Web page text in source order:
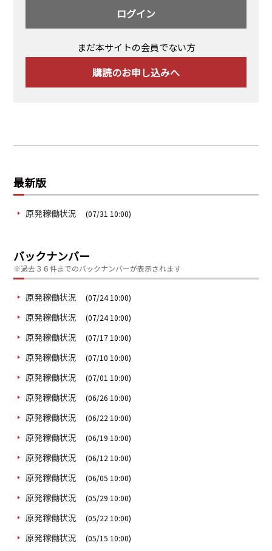
採用情報
Rim Energy Media(韓国語)
ログイン
まだ本サイトの会員でない方
購読のお申し込みへ
最新版
原発稼働状況 (07/31 10:00)
バックナンバー
※過去３６件までのバックナンバーが表示されます
原発稼働状況 (07/24 10:00)
原発稼働状況 (07/24 10:00)
原発稼働状況 (07/17 10:00)
原発稼働状況 (07/10 10:00)
原発稼働状況 (07/01 10:00)
原発稼働状況 (06/26 10:00)
原発稼働状況 (06/22 10:00)
原発稼働状況 (06/19 10:00)
原発稼働状況 (06/12 10:00)
原発稼働状況 (06/05 10:00)
原発稼働状況 (05/29 10:00)
原発稼働状況 (05/22 10:00)
原発稼働状況 (05/15 10:00)